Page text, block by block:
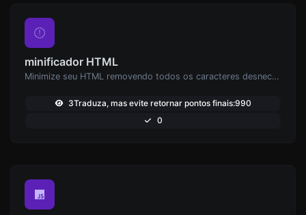
minificador HTML
Minimize seu HTML removendo todos os caracteres desnecessários.
3Traduza, mas evite retornar pontos finais:990
0